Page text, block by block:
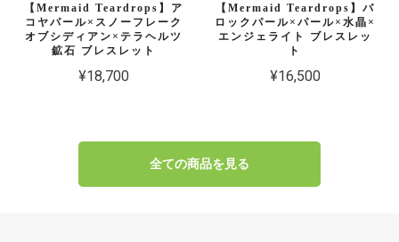
【Mermaid Teardrops】ア
コヤパール×スノーフレーク
オブシディアン×テラヘルツ
鉱石 ブレスレット
¥18,700
【Mermaid Teardrops】バ
ロックパール×パール×水晶×
エンジェライト ブレスレッ
ト
¥16,500
全ての商品を見る